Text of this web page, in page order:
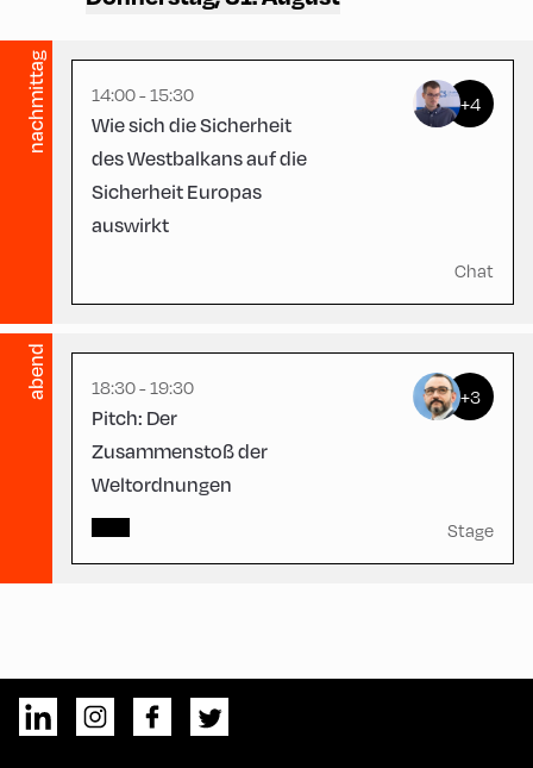
nachmittag 14:00 - 15:30
Wie sich die Sicherheit
des Westbalkans auf die
Sicherheit Europas
auswirkt
+4
Chat
abend
Congress Centrum
18:30 - 19:30
Pitch: Der
Zusammenstoß der
Weltordnungen
+3
Stage